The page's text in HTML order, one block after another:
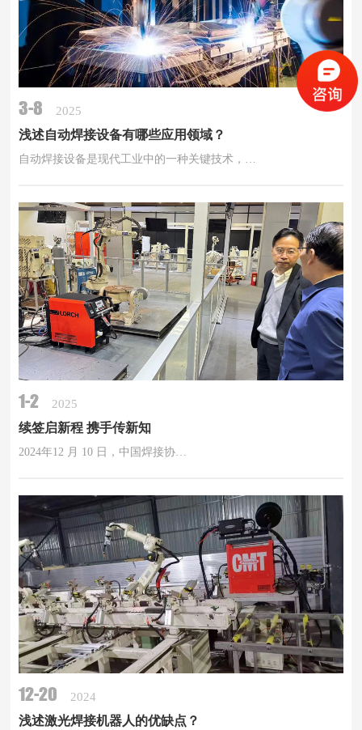
3-8 2025
浅述自动焊接设备有哪些应用领域？
自动焊接设备是现代工业中的一种关键技术，…
1-2 2025
续签启新程 携手传新知
2024年12 月 10 日，中国焊接协…
12-20 2024
浅述激光焊接机器人的优缺点？